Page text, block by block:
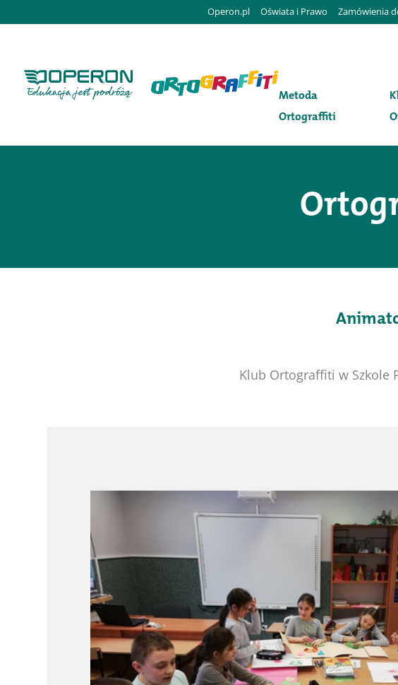
Operon.pl Oświata i Prawo Zamówienia
Metoda
Ortograffiti
Klub Ortograffiti w Szkole